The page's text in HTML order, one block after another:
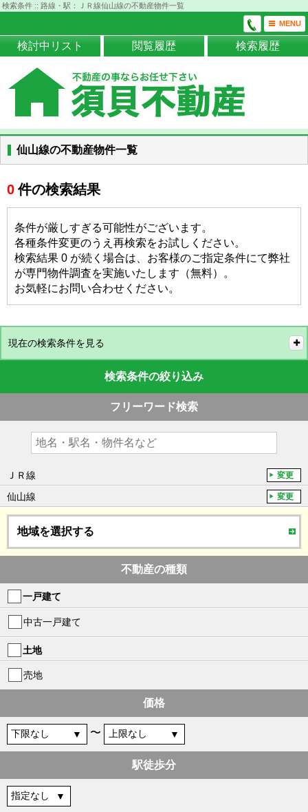
検索条件 :: 路線・駅：ＪＲ線仙山線の不動産物件一覧
MENU
検討中リスト 閲覧履歴 検索履歴
仙山線の不動産物件一覧
0 件の検索結果
条件が厳しすぎる可能性がございます。
各種条件変更のうえ再検索をお試しください。
検索結果 0 が続く場合は、お客様のご指定条件にて弊社
が専門物件調査を実施いたします（無料）。
お気軽にお問い合わせください。
現在の検索条件を見る
検索条件の絞り込み
フリーワード検索
ＪＲ線 変更
仙山線 変更
地域を選択する
不動産の種類
一戸建て
中古一戸建て
土地
売地
価格
〜
駅徒歩分